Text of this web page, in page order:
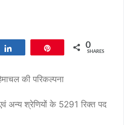
0
SHARES
की परिकल्पना
एवं अन्य श्रेणियों के 5291 रिक्त पद